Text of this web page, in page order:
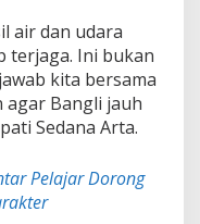
air dan udara
terjaga. Ini bukan
kita bersama
Bangli jauh
Sedana Arta.
Pelajar Dorong